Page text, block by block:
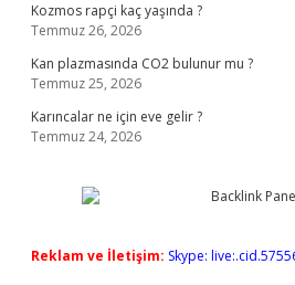
Kozmos rapçi kaç yaşında ?
Temmuz 26, 2026
Kan plazmasında CO2 bulunur mu ?
Temmuz 25, 2026
Karıncalar ne için eve gelir ?
Temmuz 24, 2026
Reklam ve İletişim: Skype: